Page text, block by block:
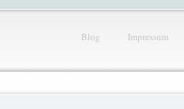
Blog Impressum